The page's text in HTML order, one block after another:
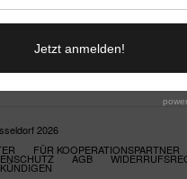
2026
FÜR KOOPERATIONSPARTNER
AGB